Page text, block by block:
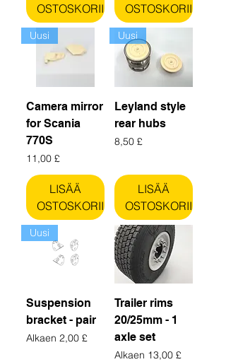
OSTOSKORIIN
OSTOSKORIIN
Uusi
Camera mirror
for Scania
770S
Hinta
11,00 £
LISÄÄ
OSTOSKORIIN
Uusi
Leyland style
rear hubs
Hinta
8,50 £
LISÄÄ
OSTOSKORIIN
Uusi
Suspension
bracket - pair
Alkaen 2,00 £
Alehinta
Trailer rims
20/25mm - 1
axle set
Alkaen 13,00 £
Alehinta